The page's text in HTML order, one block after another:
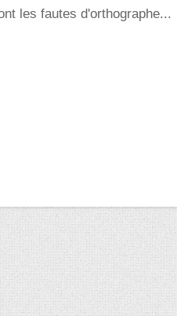
les fautes d'orthographe...